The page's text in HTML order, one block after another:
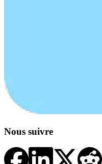
Nous suivre